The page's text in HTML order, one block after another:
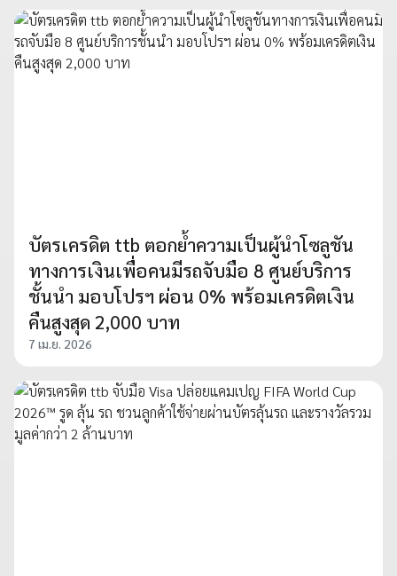
บัตรเครดิต ttb ตอกย้ำความเป็นผู้นำโซลูชัน
ทางการเงินเพื่อคนมีรถจับมือ 8 ศูนย์บริการ
ชั้นนำ มอบโปรฯ ผ่อน 0% พร้อมเครดิตเงิน
คืนสูงสุด 2,000 บาท
7 เม.ย. 2026